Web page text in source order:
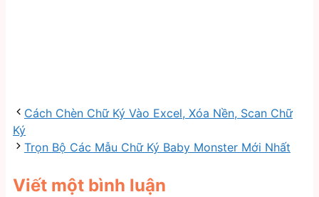
Cách Chèn Chữ Ký Vào Excel, Xóa Nền, Scan Chữ
Ký
Trọn Bộ Các Mẫu Chữ Ký Baby Monster Mới Nhất
Viết một bình luận